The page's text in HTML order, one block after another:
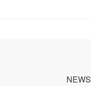
NEWS